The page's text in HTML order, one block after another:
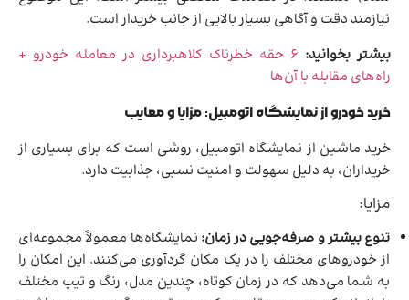
نیازمند دقت و آگاهی بسیار بالایی از جانب خریدار است.
بیشتر بخوانید:
6 حقه خطرناک کلاهبرداری در معامله خودرو +
راه‌های مقابله با آن‌ها
خرید خودرو از نمایشگاه اتومبیل: مزایا و معایب
خرید ماشین از نمایشگاه اتومبیل، روشی است که برای بسیاری از
خریداران، به دلیل سهولت و امنیت نسبی، جذابیت دارد.
مزایا:
تنوع بیشتر و صرفه‌جویی در زمان: نمایشگاه‌ها معمولاً مجموعه‌ای
از خودروهای مختلف را در یک مکان گردآوری می‌کنند. این امکان را
به شما می‌دهد که در زمان کوتاه، چندین مدل، رنگ و تیپ مختلف